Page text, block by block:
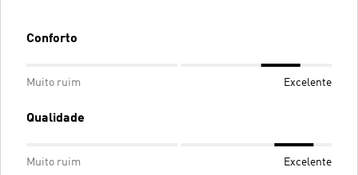
Conforto
Muito ruim Excelente
Qualidade
Muito ruim Excelente